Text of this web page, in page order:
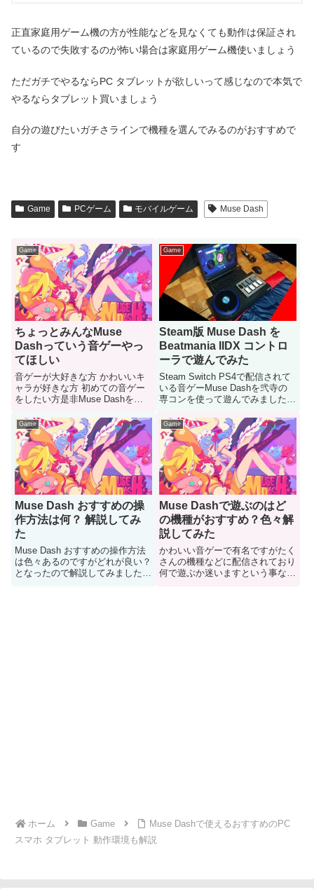
正直家庭用ゲーム機の方が性能などを見なくても動作は保証され
ているので失敗するのが怖い場合は家庭用ゲーム機使いましょう
ただガチでやるならPC タブレットが欲しいって感じなので本気で
やるならタブレット買いましょう
自分の遊びたいガチさラインで機種を選んでみるのがおすすめで
す
Game PCゲーム モバイルゲーム Muse Dash
Game
ちょっとみんなMuse
Dashっていう音ゲーやっ
てほしい
音ゲーが大好きな方 かわいいキ
ャラが好きな方 初めての音ゲー
をしたい方是非Muse Dashをや
紹介していきたいと思います
Muse Dashやれ
Game
Steam版 Muse Dash を
Beatmania IIDX コントロ
ーラで遊んでみた
Steam Switch PS4で配信されて
いる音ゲーMuse Dashを弐寺の
専コンを使って遊んでみました結
ださい
Game
Muse Dash おすすめの操
作方法は何？ 解説してみ
た
Muse Dash おすすめの操作方法
は色々あるのですがどれが良い？
となったので解説してみました
Game
Muse Dashで遊ぶのはど
の機種がおすすめ？色々解
説してみた
かわいい音ゲーで有名ですがたく
さんの機種などに配信されており
何で遊ぶか迷いますという事なの
ホーム Game
Muse Dashで使えるおすすめのPC
スマホ タブレット 動作環境も解説